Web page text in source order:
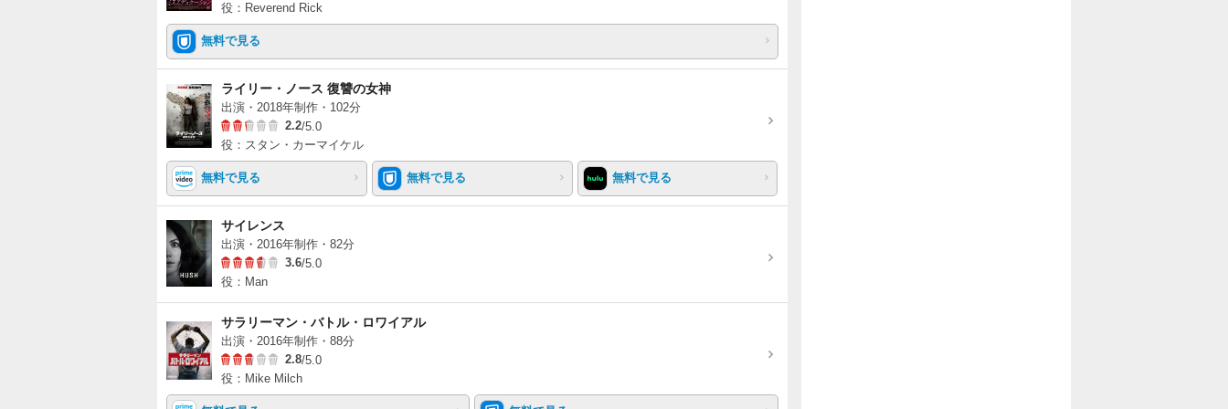
役：Reverend Rick
無料で見る
ライリー・ノース 復讐の女神
出演・2018年制作・102分
2.2/5.0
役：スタン・カーマイケル
無料で見る 無料で見る 無料で見る
サイレンス
出演・2016年制作・82分
3.6/5.0
役：Man
サラリーマン・バトル・ロワイアル
出演・2016年制作・88分
2.8/5.0
役：Mike Milch